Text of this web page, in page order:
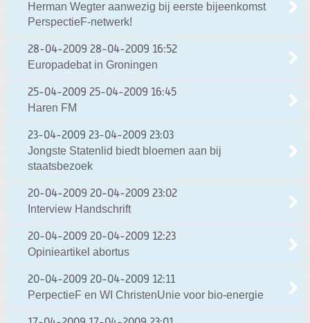
Herman Wegter aanwezig bij eerste bijeenkomst
PerspectieF-netwerk!
28-04-2009 28-04-2009 16:52
Europadebat in Groningen
25-04-2009 25-04-2009 16:45
Haren FM
23-04-2009 23-04-2009 23:03
Jongste Statenlid biedt bloemen aan bij
staatsbezoek
20-04-2009 20-04-2009 23:02
Interview Handschrift
20-04-2009 20-04-2009 12:23
Opinieartikel abortus
20-04-2009 20-04-2009 12:11
PerpectieF en WI ChristenUnie voor bio-energie